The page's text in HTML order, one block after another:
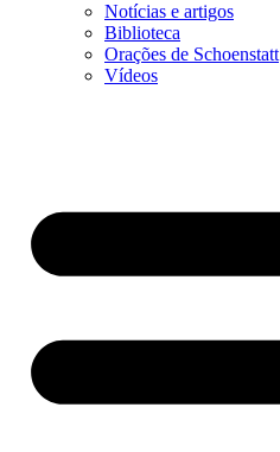
Notícias e artigos
Biblioteca
Orações de Schoenstatt
Vídeos